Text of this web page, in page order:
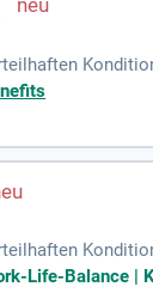
Wellpass.
Life-Balance |